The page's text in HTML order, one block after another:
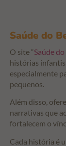
Saúde do
O site “Saúde
histórias infantis
especialmente
pequenos.
Além disso,
narrativas que
fortalecem o
Cada história é